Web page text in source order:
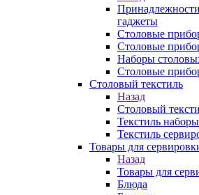
гаджеты
Столовые
Столовые
Наборы
Столовые
Столовый текстиль
Назад
Столовый
Текстиль
Текстиль
Товары для
Назад
Товары для
Блюда